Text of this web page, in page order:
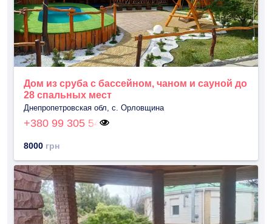
Дом из сруба с бассейном, чаном и сауной до
28 спальных мест
Днепропетровская обл, с. Орловщина
+380 99 305 54
8000 грн